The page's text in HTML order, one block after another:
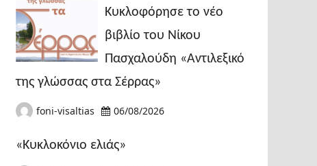
Κυκλοφόρησε το νέο
βιβλίο του Νίκου
Πασχαλούδη «Αντιλεξικό
της γλώσσας στα Σέρρας»
foni-visaltias 06/08/2026
«Κυκλοκόνιο ελιάς»